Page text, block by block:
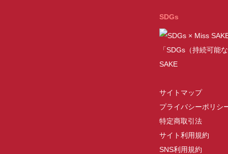
SDGs
「SDGs（持続可能
SAKE
サイトマップ
プライバシーポリシ
特定商取引法
サイト利用規約
SNS利用規約